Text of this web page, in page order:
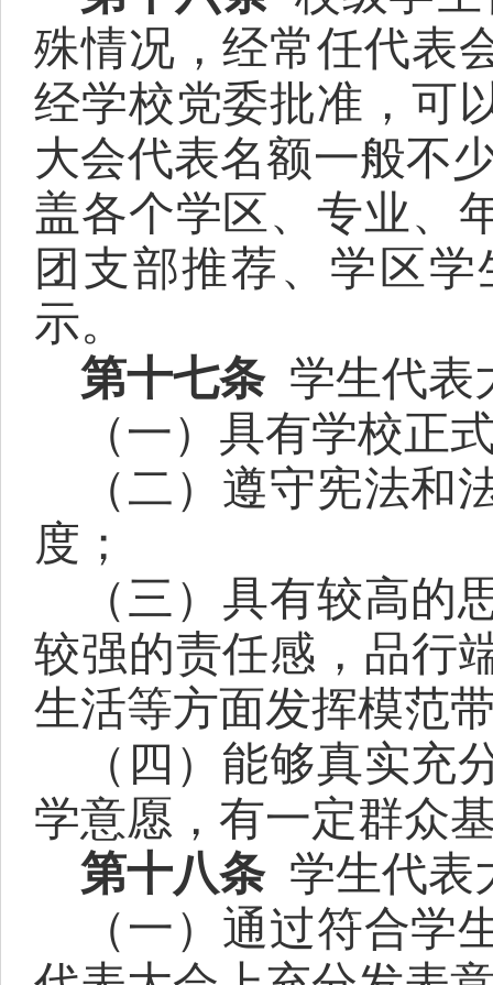
殊情况，经常任代表
经学校党委批准，可
大会代表名额一般不
盖各个学区、专业、
团支部推荐、学区
示。
第十七条 学生代表
（一）具有学校正
（二）遵守宪法和
度；
（三）具有较高的
较强的责任感，品行
生活等方面发挥模范
（四）能够真实充
学意愿，有一定群众
第十八条 学生代表
（一）通过符合学